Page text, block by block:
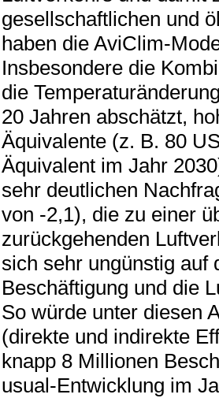
gesellschaftlichen und
haben die AviClim-
Insbesondere die
die
20 Jahren abschätzt,
Äquivalente (z. B. 80
Äquivalent im Jahr
sehr deutlichen
von -2,1), die zu einer
zurückgehenden
sich sehr ungünstig auf
Beschäftigung und die
So würde unter diesen
(direkte und indirekte
knapp 8 Millionen
usual-Entwicklung im